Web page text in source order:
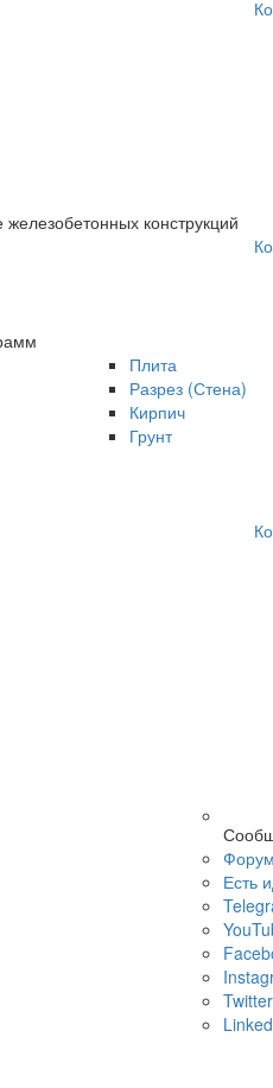
конструкций
Плита
Разрез (Стена)
Кирпич
Грунт
Форум
Есть
Twitter